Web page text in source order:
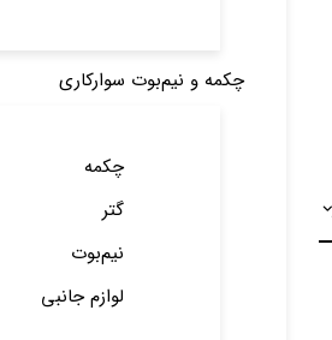
چکمه و نیم‌بوت سوارکاری
چکمه
گتر
نیم‌بوت
لوازم جانبی